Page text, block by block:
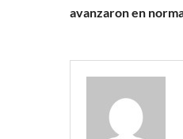
avanzaron en